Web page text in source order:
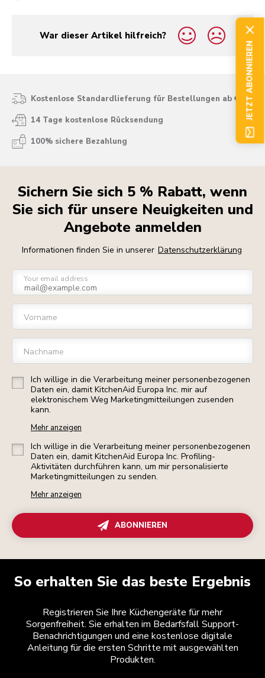
War dieser Artikel hilfreich?
yes
no
Kostenlose Standardlieferung für Bestellungen ab € 50
14 Tage kostenlose Rücksendung
100% sichere Bezahlung
Sichern Sie sich 5 % Rabatt, wenn
Sie sich für unsere Neuigkeiten und
Angebote anmelden
Informationen finden Sie in unserer Datenschutzerklärung
Your email address
Vorname
Nachname
Ich willige in die Verarbeitung meiner personenbezogenen
Daten ein, damit KitchenAid Europa Inc. mir auf
elektronischem Weg Marketingmitteilungen zusenden
kann.
Mehr anzeigen
Ich willige in die Verarbeitung meiner personenbezogenen
Daten ein, damit KitchenAid Europa Inc. Profiling-
Aktivitäten durchführen kann, um mir personalisierte
Marketingmitteilungen zu senden.
Mehr anzeigen
ABONNIEREN
So erhalten Sie das beste Ergebnis
Registrieren Sie Ihre Küchengeräte für mehr
Sorgenfreiheit. Sie erhalten im Bedarfsfall Support-
Benachrichtigungen und eine kostenlose digitale
Anleitung für die ersten Schritte mit ausgewählten
Produkten.
JETZT ABONNIEREN